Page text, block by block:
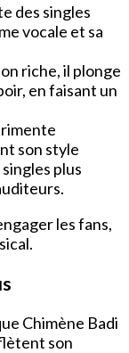
des singles
vocale et sa
riche, il plonge
en faisant un
son style
plus
les fans,
Chimène Badi
son